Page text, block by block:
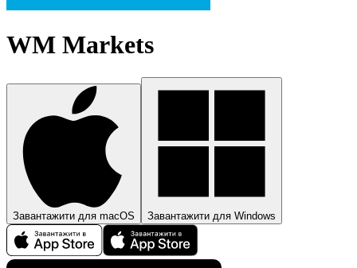
WM Markets
Завантажити для macOS Завантажити для Windows